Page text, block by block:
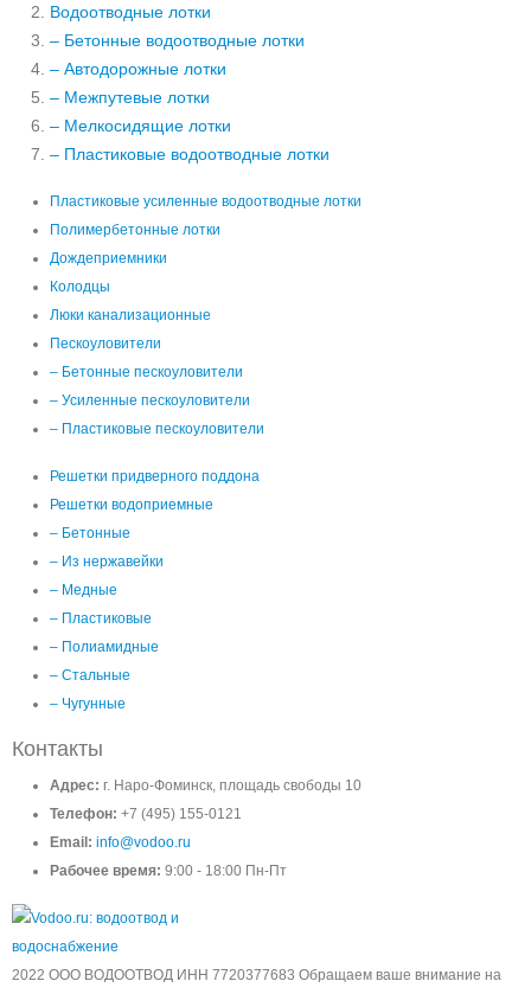
Водоотводные лотки
– Бетонные водоотводные лотки
– Автодорожные лотки
– Межпутевые лотки
– Мелкосидящие лотки
– Пластиковые водоотводные лотки
Пластиковые усиленные водоотводные лотки
Полимербетонные лотки
Дождеприемники
Колодцы
Люки канализационные
Пескоуловители
– Бетонные пескоуловители
– Усиленные пескоуловители
– Пластиковые пескоуловители
Решетки придверного поддона
Решетки водоприемные
– Бетонные
– Из нержавейки
– Медные
– Пластиковые
– Полиамидные
– Стальные
– Чугунные
Контакты
Адрес: г. Наро-Фоминск, площадь свободы 10
Телефон: +7 (495) 155-0121
Email: info@vodoo.ru
Рабочее время: 9:00 - 18:00 Пн-Пт
2022 ООО ВОДООТВОД ИНН 7720377683 Обращаем ваше внимание на